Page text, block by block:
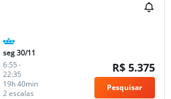
seg 30/11
6:55-
22:35
2 escalas
19h 40min
R$ 5.375
Pesquisar